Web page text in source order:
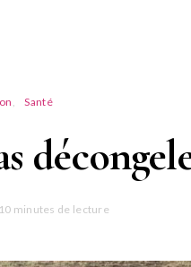
Santé
10 minutes de lecture